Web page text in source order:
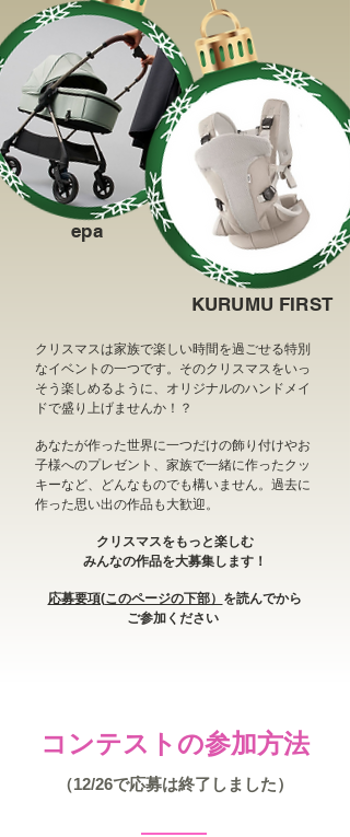
epa
KURUMU FIRST
クリスマスは家族で楽しい時間を過ごせる特別
なイベントの一つです。そのクリスマスをいっ
そう楽しめるように、オリジナルのハンドメイ
ドで盛り上げませんか！？
​あなたが作った世界に一つだけの飾り付けやお
子様へのプレゼント、家族で一緒に作ったクッ
キーなど、どんなものでも構いません。過去に
作った思い出の作品も大歓迎。
クリスマスをもっと楽しむ
みんなの作品を大募集します！
応募要項(このページの下部） を読んでから
ご参加ください
コンテストの参加方法
（12/26で応募は終了しました）